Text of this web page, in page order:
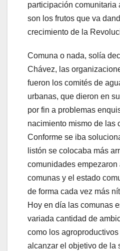
participación comunitaria
son los frutos que va
crecimiento de la
Comuna o nada, solía
Chávez, las
fueron los comités de
urbanas, que dieron en
por fin a problemas
nacimiento mismo de las
Conforme se iba
listón se colocaba más
comunidades empezaron
comunas y el estado
de forma cada vez más
Hoy en día las comunas
variada cantidad de
como los
alcanzar el objetivo de la